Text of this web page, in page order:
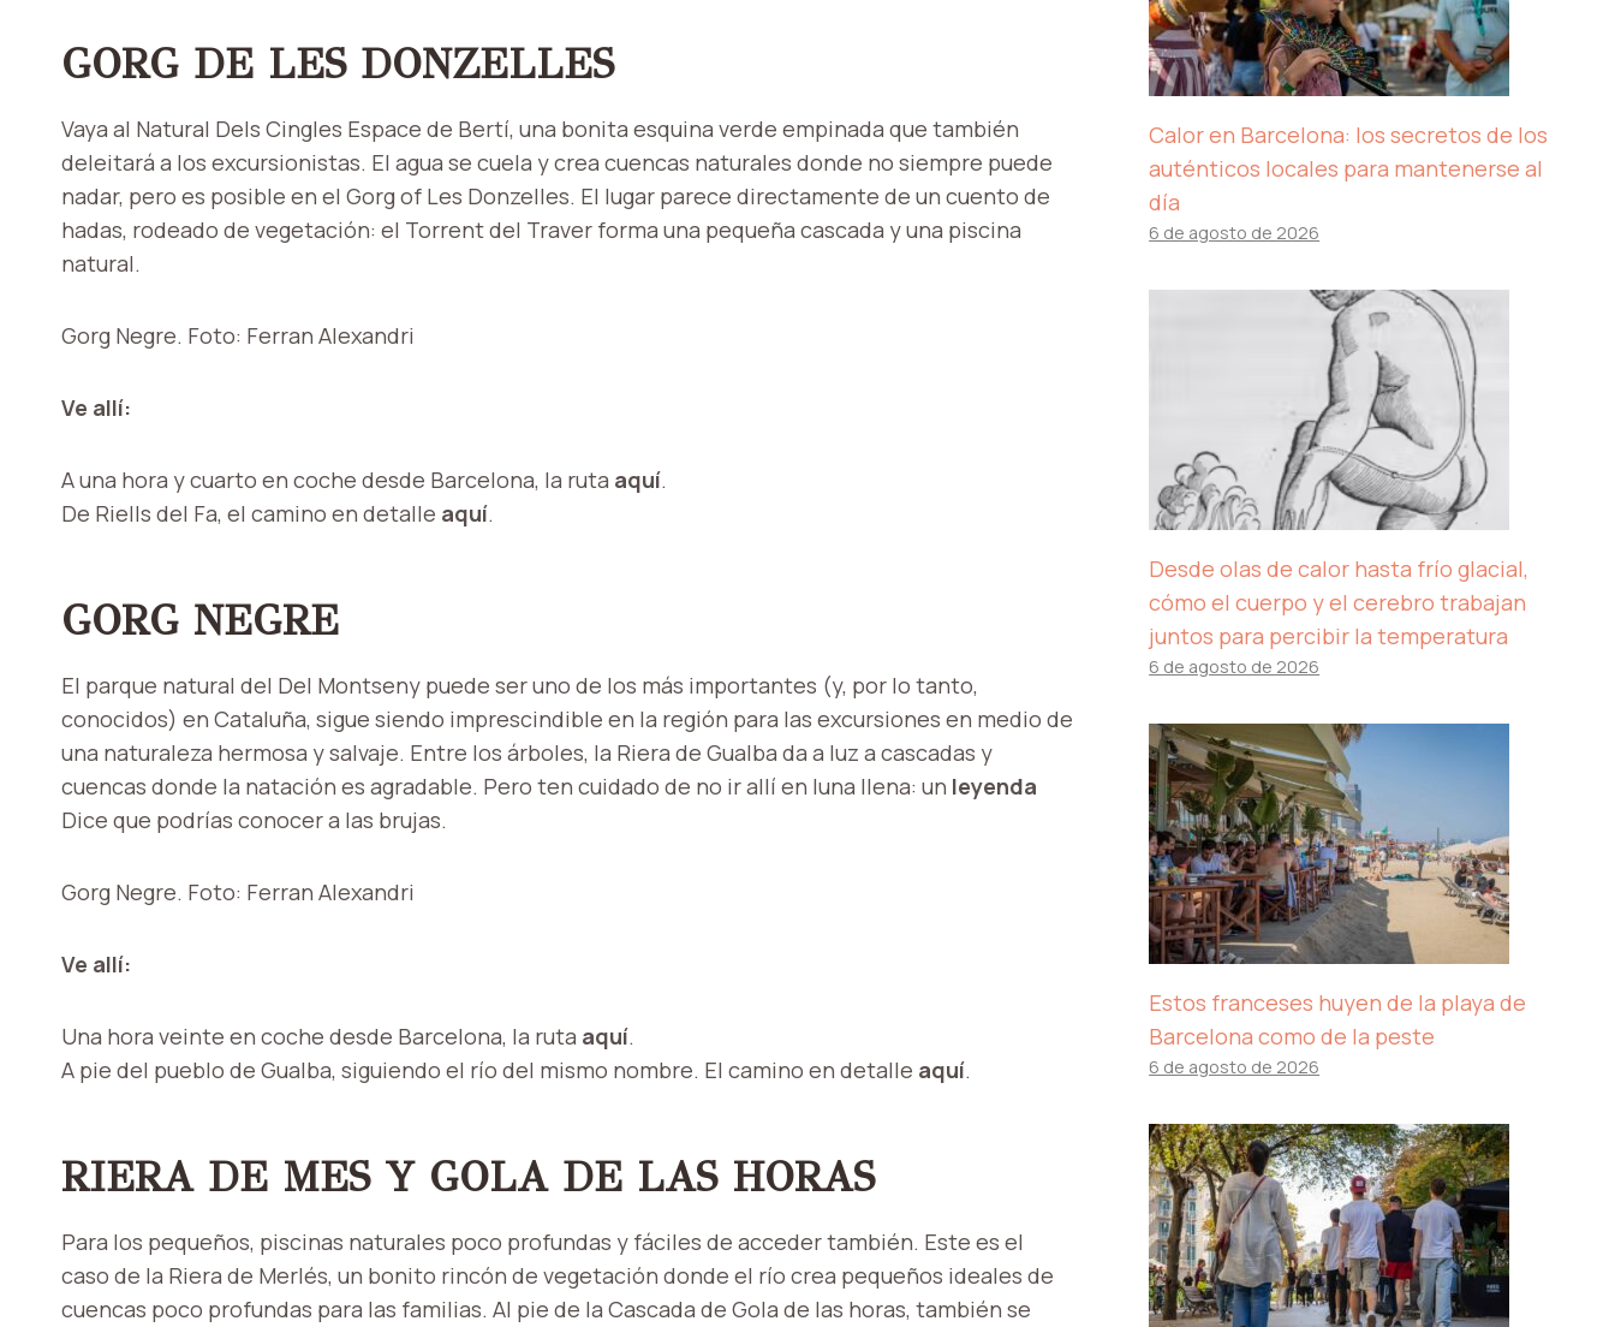
GORG DE LES DONZELLES
Vaya al Natural Dels Cingles Espace de Bertí, una bonita esquina verde empinada que también
deleitará a los excursionistas. El agua se cuela y crea cuencas naturales donde no siempre puede
nadar, pero es posible en el Gorg of Les Donzelles. El lugar parece directamente de un cuento de
hadas, rodeado de vegetación: el Torrent del Traver forma una pequeña cascada y una piscina
natural.
Gorg Negre. Foto: Ferran Alexandri
Ve allí:
A una hora y cuarto en coche desde Barcelona, la ruta aquí.
De Riells del Fa, el camino en detalle aquí.
GORG NEGRE
El parque natural del Del Montseny puede ser uno de los más importantes (y, por lo tanto,
conocidos) en Cataluña, sigue siendo imprescindible en la región para las excursiones en medio de
una naturaleza hermosa y salvaje. Entre los árboles, la Riera de Gualba da a luz a cascadas y
cuencas donde la natación es agradable. Pero ten cuidado de no ir allí en luna llena: un leyenda
Dice que podrías conocer a las brujas.
Gorg Negre. Foto: Ferran Alexandri
Ve allí:
Una hora veinte en coche desde Barcelona, la ruta aquí.
A pie del pueblo de Gualba, siguiendo el río del mismo nombre. El camino en detalle aquí.
RIERA DE MES Y GOLA DE LAS HORAS
Para los pequeños, piscinas naturales poco profundas y fáciles de acceder también. Este es el
caso de la Riera de Merlés, un bonito rincón de vegetación donde el río crea pequeños ideales de
cuencas poco profundas para las familias. Al pie de la Cascada de Gola de las horas, también se
Calor en Barcelona: los secretos de los
auténticos locales para mantenerse al
día
6 de agosto de 2026
Desde olas de calor hasta frío glacial,
cómo el cuerpo y el cerebro trabajan
juntos para percibir la temperatura
6 de agosto de 2026
Estos franceses huyen de la playa de
Barcelona como de la peste
6 de agosto de 2026